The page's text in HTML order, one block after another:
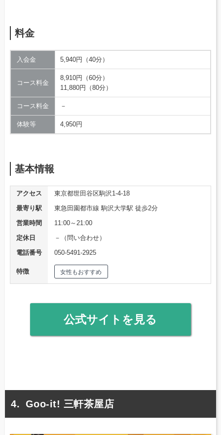
料金
入会金 5,940円（40分）
コース料金
8,910円（60分）
11,880円（80分）
コース料金 －
体験等 4,950円
基本情報
アクセス
東京都世田谷区駒沢1-4-18
最寄り駅
東急田園都市線 駒沢大学駅 徒歩2分
営業時間
11:00～21:00
定休日
－（問い合わせ）
電話番号
050-5491-2925
特徴 女性もおすすめ
公式サイトを見る
Goo-it! 三軒茶屋店